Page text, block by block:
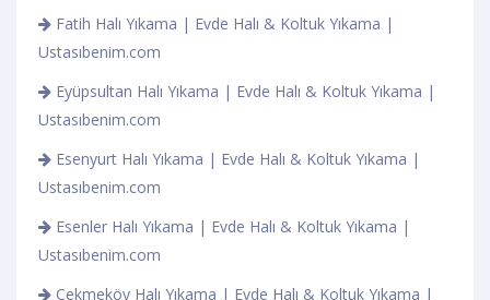
Fatih Halı Yıkama | Evde Halı & Koltuk Yıkama |
Ustasıbenim.com
Eyüpsultan Halı Yıkama | Evde Halı & Koltuk Yıkama |
Ustasıbenim.com
Esenyurt Halı Yıkama | Evde Halı & Koltuk Yıkama |
Ustasıbenim.com
Esenler Halı Yıkama | Evde Halı & Koltuk Yıkama |
Ustasıbenim.com
Çekmeköy Halı Yıkama | Evde Halı & Koltuk Yıkama |